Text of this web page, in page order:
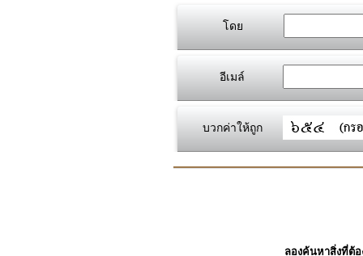
โดย
อีเมล์
บวกค่าให้ถูก
ลองค้นหาสิ่งที่ต้อ